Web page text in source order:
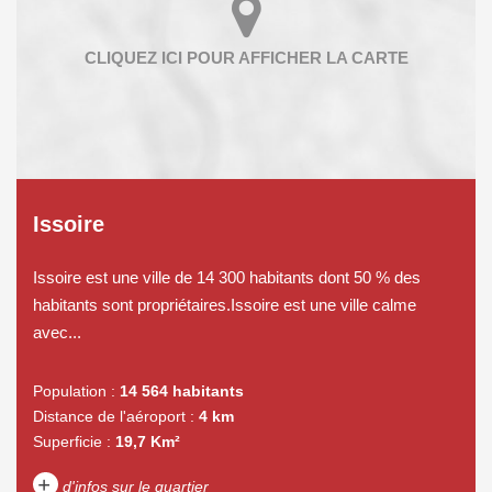
Issoire
Issoire est une ville de 14 300 habitants dont 50 % des
habitants sont propriétaires.Issoire est une ville calme
avec...
Population : 14 564 habitants
Distance de l'aéroport : 4 km
Superficie : 19,7 Km²
+ d'infos sur le quartier